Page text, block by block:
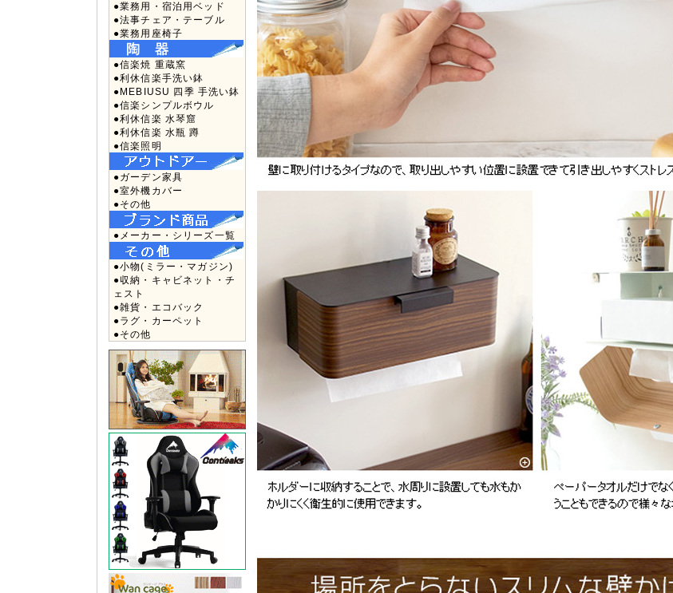
●業務用・宿泊用ベッド
●法事チェア・テーブル
●業務用座椅子
●信楽焼 重蔵窯
●利休信楽手洗い鉢
●MEBIUSU 四季 手洗い鉢
●信楽シンプルボウル
●利休信楽 水琴窟
●利休信楽 水瓶 蹲
●信楽照明
●ガーデン家具
●室外機カバー
●その他
●メーカー・シリーズ一覧
●小物(ミラー・マガジン)
●収納・キャビネット・チ
ェスト
●雑貨・エコバック
●ラグ・カーペット
●その他